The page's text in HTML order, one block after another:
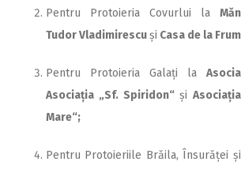
Pentru Protoieria Covurlui la
Tudor Vladimirescuși Casa de la
Pentru Protoieria Galați la
Asociația „Sf. Spiridon“și
Mare“;
Pentru Protoieriile Brăila, Însurăței